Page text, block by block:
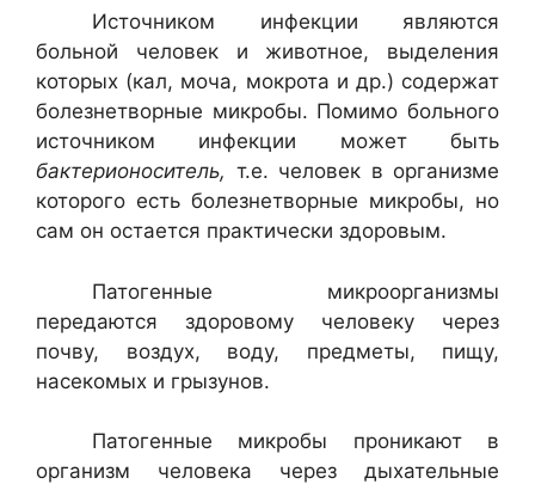
Источником инфекции являются
больной человек и животное, выделения
которых (кал, моча, мокрота и др.) содержат
болезнетворные микробы. Помимо больного
источником инфекции может быть
бактерионоситель, т.е. человек в организме
которого есть болез­нетворные микробы, но
сам он остается практически здоровым.
Патогенные микроорганизмы
передаются здоровому человеку че­рез
почву, воздух, воду, предметы, пищу,
насекомых и грызунов.
Патогенные микробы проникают в
организм человека через ды­хательные